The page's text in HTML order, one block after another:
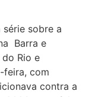
sobre a
Barra e
Rio e
feira, com
contra a